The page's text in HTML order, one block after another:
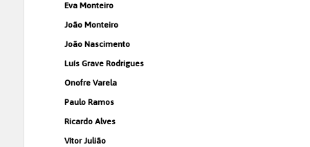
Eva Monteiro
João Monteiro
João Nascimento
Luís Grave Rodrigues
Onofre Varela
Paulo Ramos
Ricardo Alves
Vítor Julião